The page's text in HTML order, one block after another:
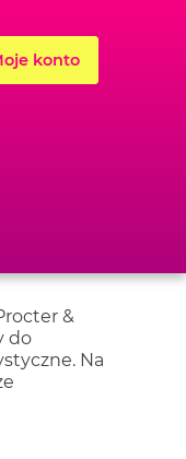
konto
&
do
Na